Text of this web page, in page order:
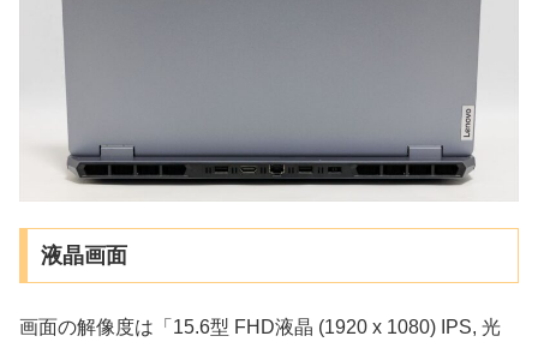
液晶画面
画面の解像度は「15.6型 FHD液晶 (1920 x 1080) IPS, 光